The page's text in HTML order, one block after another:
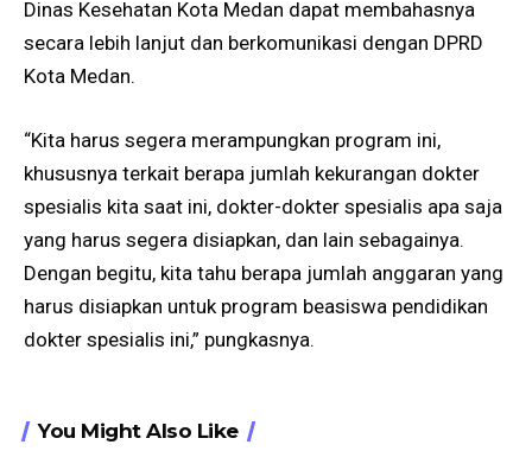
Dinas Kesehatan Kota Medan dapat membahasnya
secara lebih lanjut dan berkomunikasi dengan DPRD
Kota Medan.
“Kita harus segera merampungkan program ini,
khususnya terkait berapa jumlah kekurangan dokter
spesialis kita saat ini, dokter-dokter spesialis apa saja
yang harus segera disiapkan, dan lain sebagainya.
Dengan begitu, kita tahu berapa jumlah anggaran yang
harus disiapkan untuk program beasiswa pendidikan
dokter spesialis ini,” pungkasnya.
You Might Also Like